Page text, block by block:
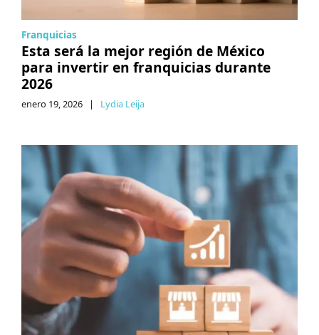
Franquicias
Esta será la mejor región de México
para invertir en franquicias durante
2026
enero 19, 2026 | Lydia Leija